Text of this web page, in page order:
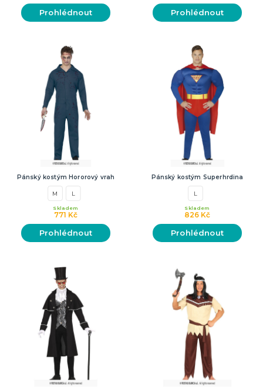
Prohlédnout Prohlédnout
Pánský kostým Hororový vrah
M L
771 Kč
Skladem
Prohlédnout
Pánský kostým Superhrdina
L
826 Kč
Skladem
Prohlédnout